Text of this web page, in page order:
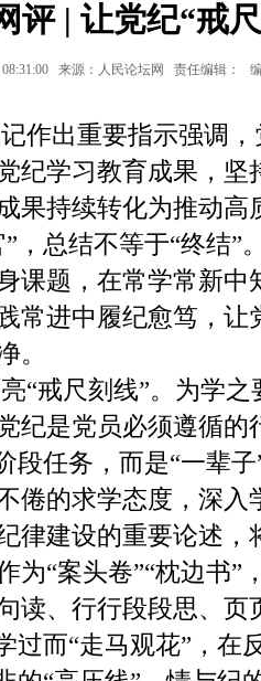
评 | 让党纪“戒
来源：人民论坛网 责任编辑：
作出重要指示强调
纪学习教育成果，坚
果持续转化为推动高
，总结不等于“终结”
课题，在常学常新中
常进中履纪愈笃，让
。
“戒尺刻线”。为学
纪是党员必须遵循的
段任务，而是“一辈
倦的求学态度，深入
律建设的重要论述，
为“案头卷”“枕边书”
读、行行段段思、页
过而“走马观花”，在